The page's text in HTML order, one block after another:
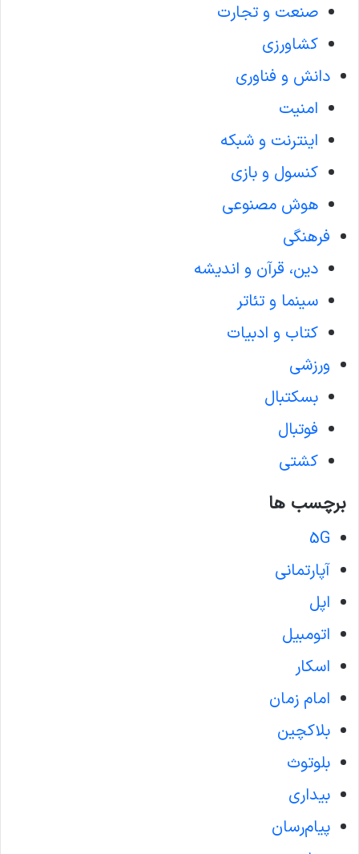
صنعت و تجارت
کشاورزی
دانش و فناوری
امنیت
اینترنت و شبکه
کنسول و بازی
هوش مصنوعی
فرهنگی
دین، قرآن و اندیشه
سینما و تئاتر
کتاب و ادبیات
ورزشی
بسکتبال
فوتبال
کشتی
برچسب ها
5G
آپارتمانی
اپل
اتومبیل
اسکار
امام زمان
بلاکچین
بلوتوث
بیداری
پیام‌رسان